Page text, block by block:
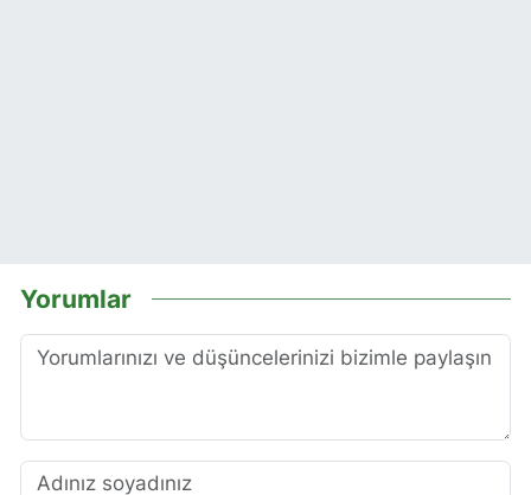
Yorumlar